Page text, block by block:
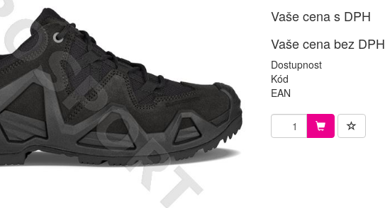
Vaše cena s DPH
Vaše cena bez DPH
Dostupnost
Kód
EAN